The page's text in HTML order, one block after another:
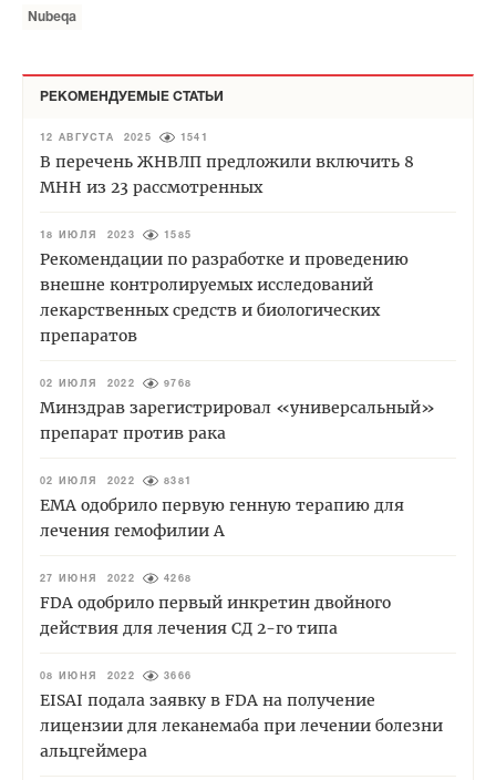
Nubeqa
РЕКОМЕНДУЕМЫЕ СТАТЬИ
12 АВГУСТА 2025 1541
В перечень ЖНВЛП предложили включить 8
МНН из 23 рассмотренных
18 ИЮЛЯ 2023 1585
Рекомендации по разработке и проведению
внешне контролируемых исследований
лекарственных средств и биологических
препаратов
02 ИЮЛЯ 2022 9768
Минздрав зарегистрировал «универсальный»
препарат против рака
02 ИЮЛЯ 2022 8381
EMA одобрило первую генную терапию для
лечения гемофилии А
27 ИЮНЯ 2022 4268
FDA одобрило первый инкретин двойного
действия для лечения СД 2-го типа
08 ИЮНЯ 2022 3666
EISAI подала заявку в FDA на получение
лицензии для леканемаба при лечении болезни
альцгеймера